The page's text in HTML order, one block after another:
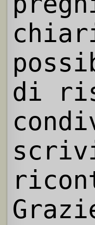
di